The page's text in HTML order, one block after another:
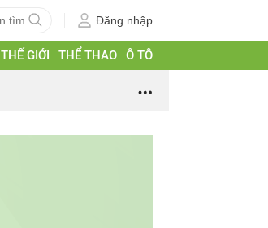
Đăng nhập
THẾ GIỚI THỂ THAO Ô TÔ